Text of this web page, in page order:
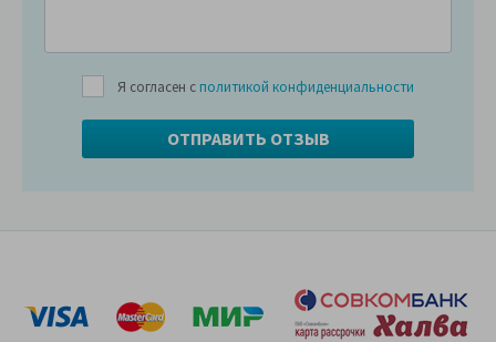
Я согласен с политикой конфиденциальности